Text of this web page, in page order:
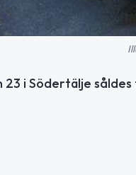
23 i Södertälje